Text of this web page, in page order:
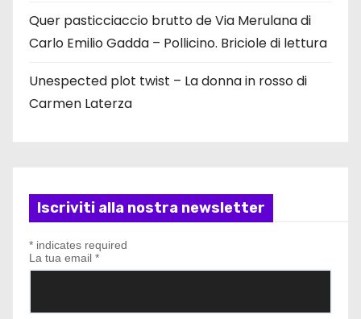
Quer pasticciaccio brutto de Via Merulana di
Carlo Emilio Gadda – Pollicino. Briciole di lettura
Unespected plot twist – La donna in rosso di
Carmen Laterza
Iscriviti alla nostra newsletter
* indicates required
La tua email *